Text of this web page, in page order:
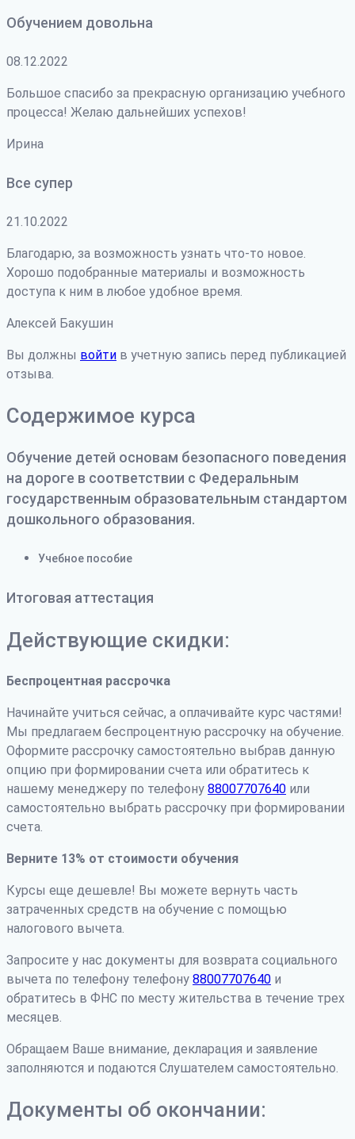
Обучением довольна
08.12.2022
Большое спасибо за прекрасную организацию учебного
процесса! Желаю дальнейших успехов!
Ирина
Все супер
21.10.2022
Благодарю, за возможность узнать что-то новое.
Хорошо подобранные материалы и возможность
доступа к ним в любое удобное время.
Алексей Бакушин
Вы должны войти в учетную запись перед публикацией
отзыва.
Содержимое курса
Обучение детей основам безопасного поведения
на дороге в соответствии с Федеральным
государственным образовательным стандартом
дошкольного образования.
Учебное пособие
Итоговая аттестация
Действующие скидки:
Беспроцентная рассрочка
Начинайте учиться сейчас, а оплачивайте курс частями!
Мы предлагаем беспроцентную рассрочку на обучение.
Оформите рассрочку самостоятельно выбрав данную
опцию при формировании счета или обратитесь к
нашему менеджеру по телефону 88007707640 или
самостоятельно выбрать рассрочку при формировании
счета.
Верните 13% от стоимости обучения
Курсы еще дешевле! Вы можете вернуть часть
затраченных средств на обучение с помощью
налогового вычета.
Запросите у нас документы для возврата социального
вычета по телефону телефону 88007707640 и
обратитесь в ФНС по месту жительства в течение трех
месяцев.
Обращаем Ваше внимание, декларация и заявление
заполняются и подаются Слушателем самостоятельно.
Документы об окончании: